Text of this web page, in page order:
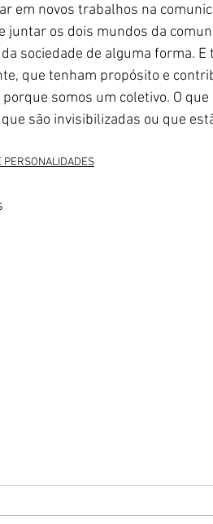
em novos trabalhos na
juntar os dois mundos da
sociedade de alguma forma.
que tenham propósito e
somos um coletivo. O
são invisibilizadas ou que
PERSONALIDADES